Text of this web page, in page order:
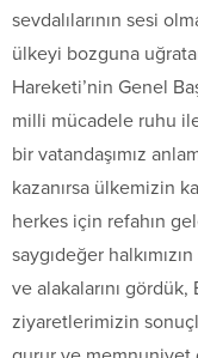
sevdalılarının sesi
ülkeyi bozguna
Hareketi’nin Genel
milli mücadele ruhu
bir vatandaşımız
kazanırsa ülkemizin
herkes için refahın
saygıdeğer
ve alakalarını gördük,
ziyaretlerimizin